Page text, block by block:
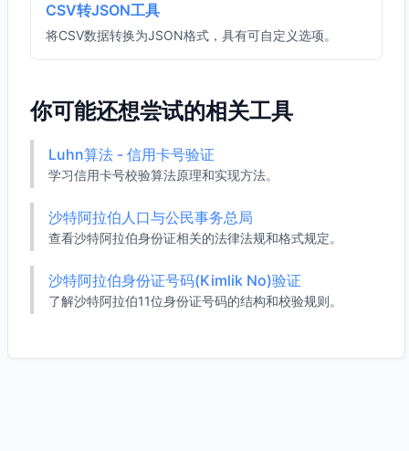
CSV转JSON工具
将CSV数据转换为JSON格式，具有可自定义选项。
你可能还想尝试的相关工具
Luhn算法 - 信用卡号验证
学习信用卡号校验算法原理和实现方法。
沙特阿拉伯人口与公民事务总局
查看沙特阿拉伯身份证相关的法律法规和格式规定。
沙特阿拉伯身份证号码(Kimlik No)验证
了解沙特阿拉伯11位身份证号码的结构和校验规则。